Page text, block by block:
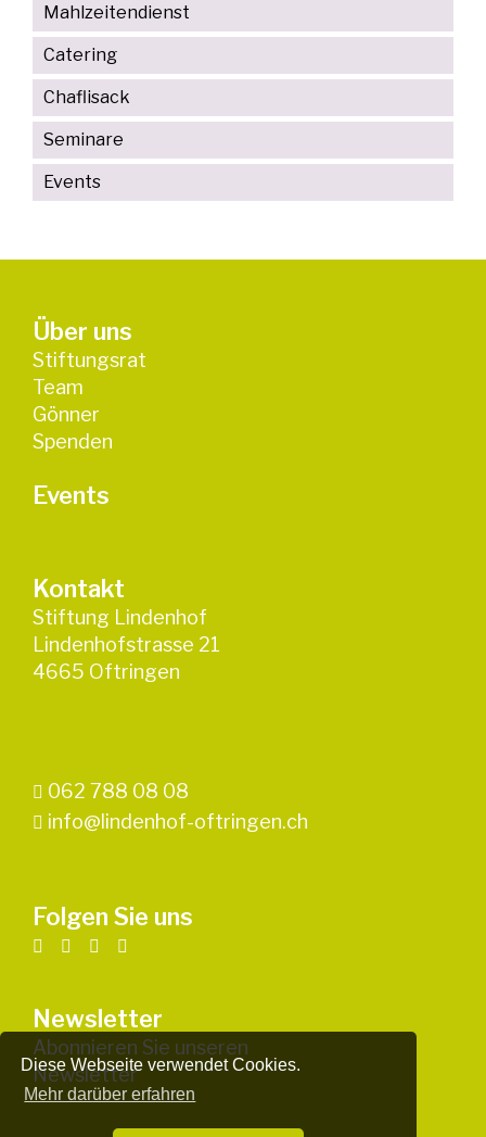
Diese Webseite verwendet Cookies.
Mehr darüber erfahren
Mahlzeitendienst
Catering
Chaflisack
Seminare
Events
Über uns
Stiftungsrat
Team
Gönner
Spenden
Events
Kontakt
Stiftung Lindenhof
Lindenhofstrasse 21
4665 Oftringen
062 788 08 08
info@lindenhof-oftringen.ch
Folgen Sie uns
Newsletter
Abonnieren Sie unseren
Newsletter